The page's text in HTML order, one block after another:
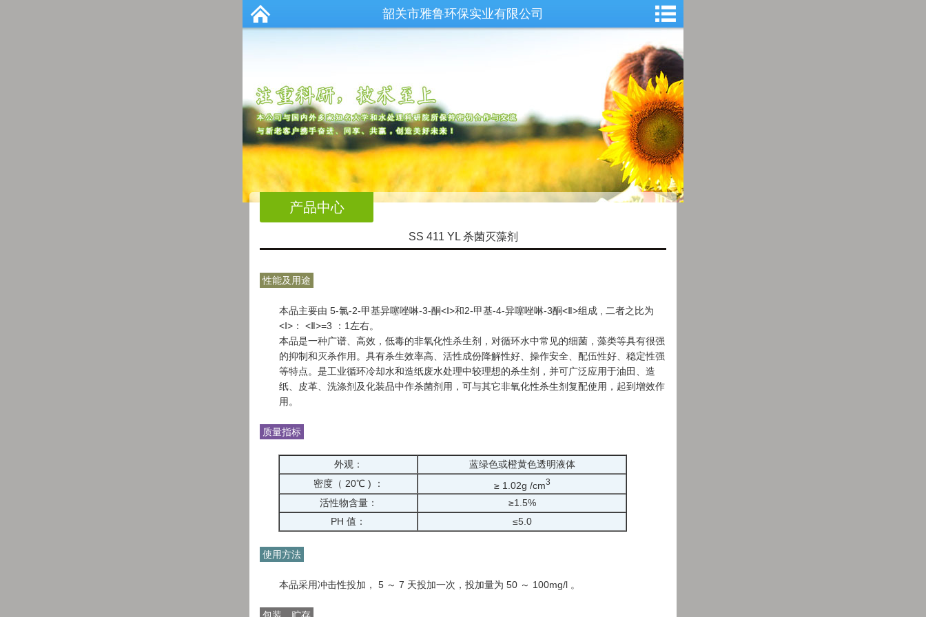
韶关市雅鲁环保实业有限公司
产品中心
SS 411 YL 杀菌灭藻剂
性能及用途
本品主要由 5-氯-2-甲基异噻唑啉-3-酮<Ⅰ>和2-甲基-4-异噻唑啉-3酮<Ⅱ>组成 , 二者之比为
<Ⅰ>： <Ⅱ>=3 ：1左右。
本品是一种广谱、高效，低毒的非氧化性杀生剂，对循环水中常见的细菌，藻类等具有很强
的抑制和灭杀作用。具有杀生效率高、活性成份降解性好、操作安全、配伍性好、稳定性强
等特点。是工业循环冷却水和造纸废水处理中较理想的杀生剂，并可广泛应用于油田、造
纸、皮革、洗涤剂及化装品中作杀菌剂用，可与其它非氧化性杀生剂复配使用，起到增效作
用。
质量指标
外观：
蓝绿色或橙黄色透明液体
密度（ 20℃ ) ：
≥ 1.02g /cm3
活性物含量：
≥1.5%
PH 值：
≤5.0
使用方法
本品采用冲击性投加， 5 ～ 7 天投加一次，投加量为 50 ～ 100mg/l 。